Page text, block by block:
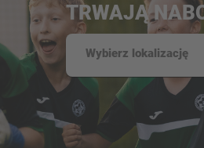
TRWAJĄ